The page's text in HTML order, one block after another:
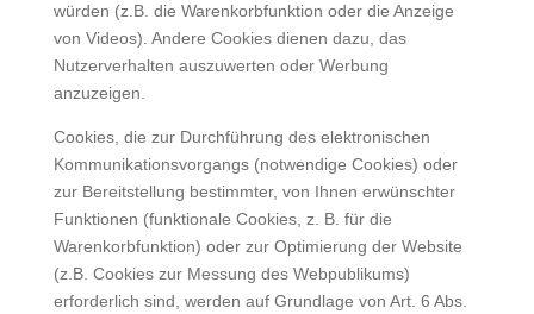
würden (z.B. die Warenkorbfunktion oder die Anzeige
von Videos). Andere Cookies dienen dazu, das
Nutzerverhalten auszuwerten oder Werbung
anzuzeigen.
Cookies, die zur Durchführung des elektronischen
Kommunikationsvorgangs (notwendige Cookies) oder
zur Bereitstellung bestimmter, von Ihnen erwünschter
Funktionen (funktionale Cookies, z. B. für die
Warenkorbfunktion) oder zur Optimierung der Website
(z.B. Cookies zur Messung des Webpublikums)
erforderlich sind, werden auf Grundlage von Art. 6 Abs.